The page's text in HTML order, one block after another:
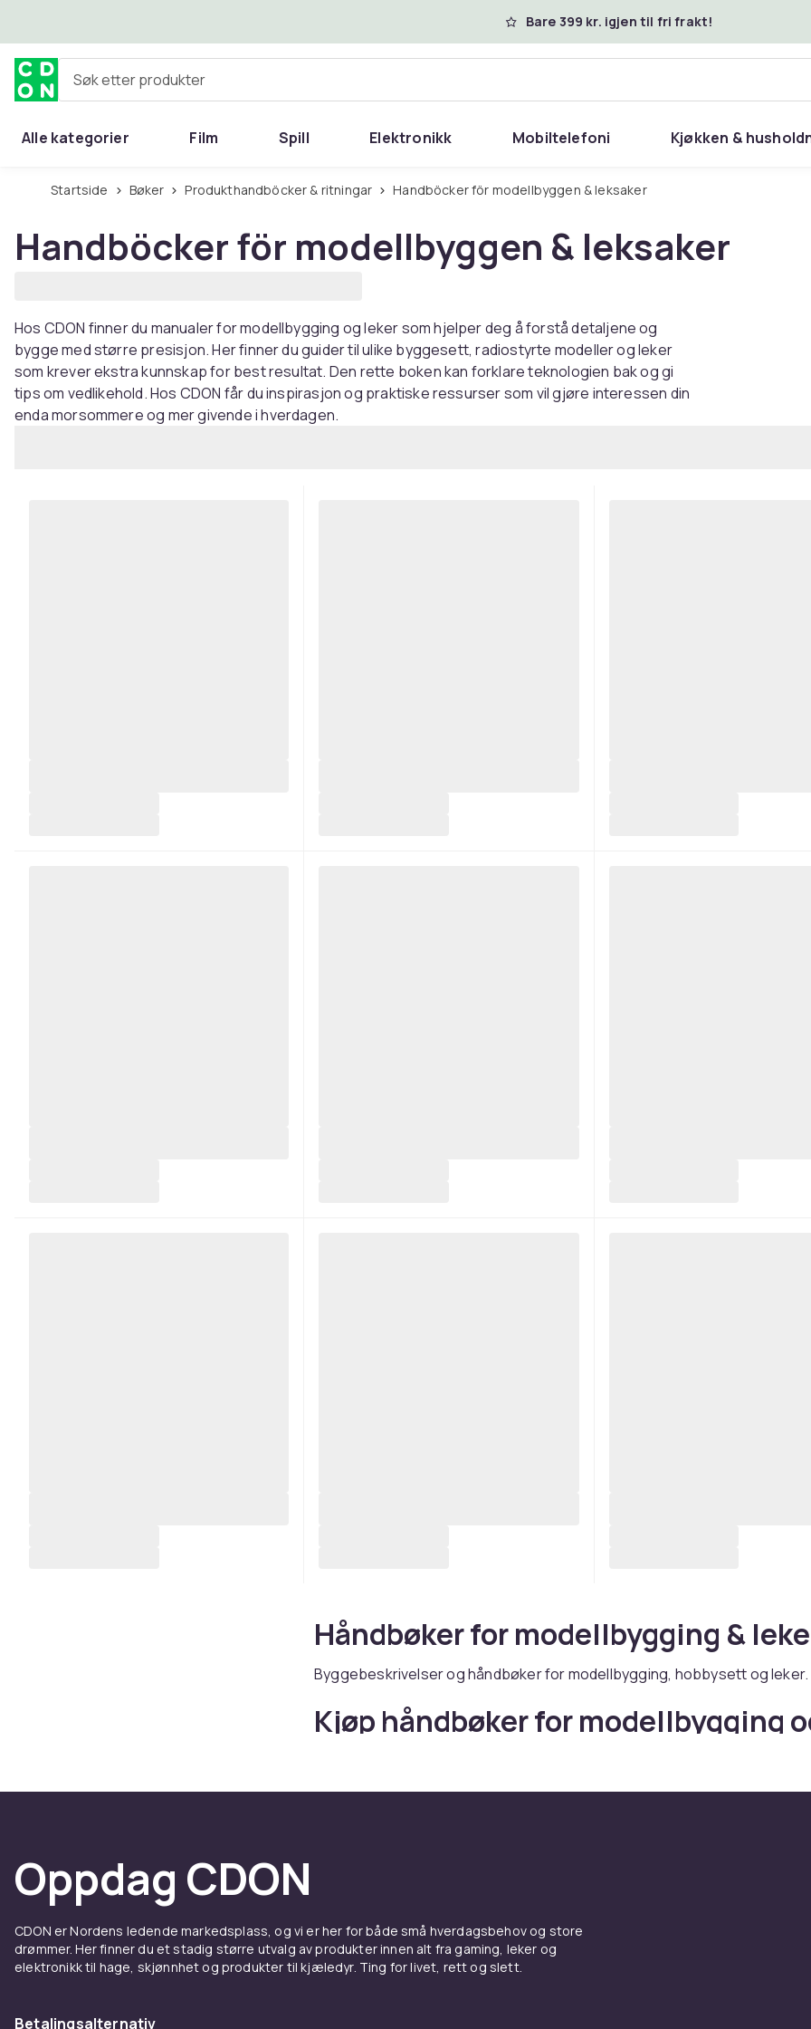
Bare 399 kr. igjen til fri frakt!
Søk etter produkter
Alle kategorier Film Spill Elektronikk Mobiltelefoni Kjøkken &
Startside Bøker Produkthandböcker & ritningar Handböcker för modellbyggen & leksaker
Handböcker för modellbyggen & leksaker
Hos CDON finner du manualer for modellbygging og leker som hjelper deg å forstå detaljene og
bygge med større presisjon. Her finner du guider til ulike byggesett, radiostyrte modeller og leker
som krever ekstra kunnskap for best resultat. Den rette boken kan forklare teknologien bak og gi
tips om vedlikehold. Hos CDON får du inspirasjon og praktiske ressurser som vil gjøre interessen din
enda morsommere og mer givende i hverdagen.
Håndbøker for modellbygging &
Byggebeskrivelser og håndbøker for modellbygging, hobbysett og leker.
Kjøp håndbøker for modellbygging
Oppdag CDON
CDON er Nordens ledende markedsplass, og vi er her for både små hverdagsbehov og store
drømmer. Her finner du et stadig større utvalg av produkter innen alt fra gaming, leker og
elektronikk til hage, skjønnhet og produkter til kjæledyr. Ting for livet, rett og slett.
Betalingsalternativ